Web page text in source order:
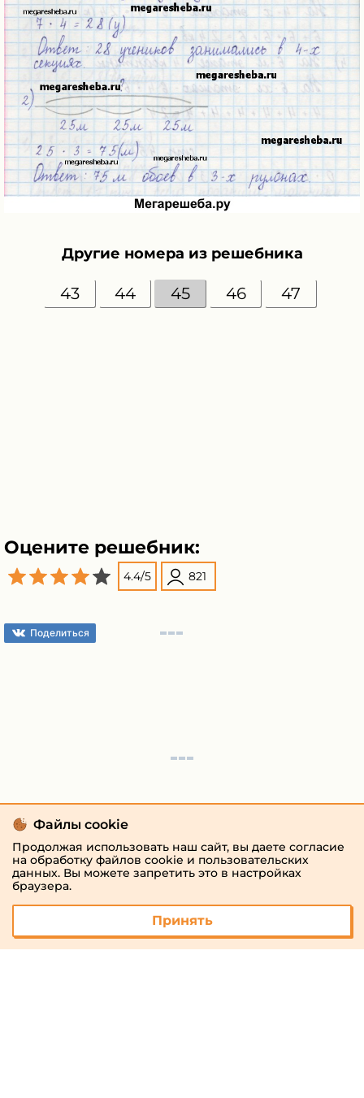
Другие номера из решебника
43 44 45 46 47
Оцените решебник:
4.4/5 821
Поделиться
Файлы cookie
Продолжая использовать наш сайт, вы даете согласие
на обработку файлов cookie и пользовательских
данных. Вы можете запретить это в настройках
браузера.
Принять